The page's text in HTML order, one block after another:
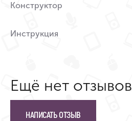
Конструктор
Инструкция
Ещё нет отзывов
НАПИСАТЬ ОТЗЫВ